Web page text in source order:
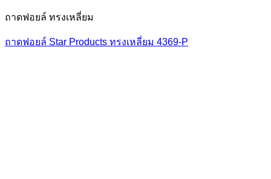
ถาดฟอยล์ ทรงเหลี่ยม
ถาดฟอยล์ Star Products ทรงเหลี่ยม 4369-P